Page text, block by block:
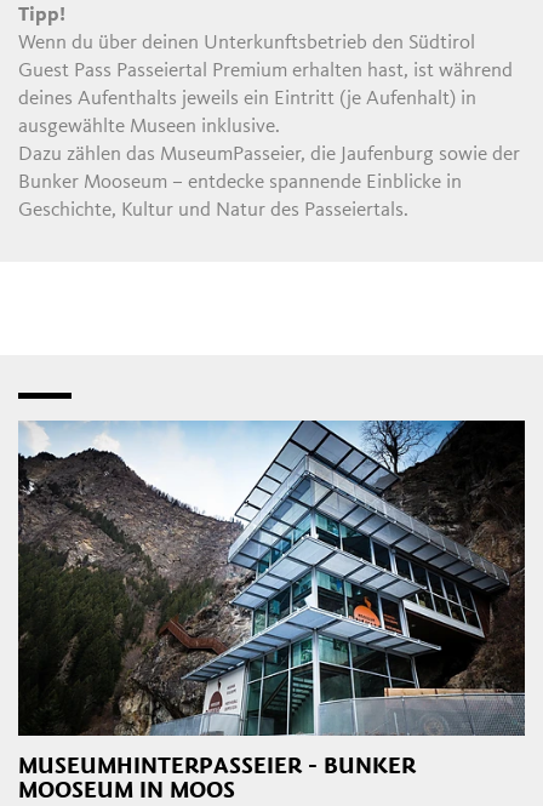
Tipp!
Wenn du über deinen Unterkunftsbetrieb den Südtirol
Guest Pass Passeiertal Premium erhalten hast, ist während
deines Aufenthalts jeweils ein Eintritt (je Aufenhalt) in
ausgewählte Museen inklusive.
Dazu zählen das MuseumPasseier, die Jaufenburg sowie der
Bunker Mooseum – entdecke spannende Einblicke in
Geschichte, Kultur und Natur des Passeiertals.
MUSEUMHINTERPASSEIER - BUNKER
MOOSEUM IN MOOS